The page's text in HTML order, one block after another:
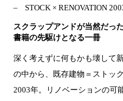
STOCK × RENOVATION
スクラップアンドが当然だっ
書籍の先駆けとなる一冊
深く考えずに何もかも壊して
の中から、既存建物＝ストッ
2003年。リノベーションの可